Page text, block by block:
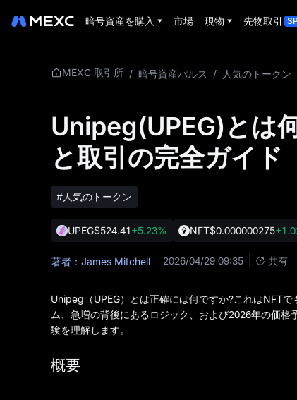
暗号資産を購入 市場 現物 先物取引
MEXC 取引所 / 暗号資産パルス / 人気のトークン
Unipeg(UPEG)とは
と取引の完全ガイド
#人気のトークン
UPEG$524.41+5.23% NFT$0.000000275
著者：James Mitchell 2026/04/29 09:35 共有
Unipeg（UPEG）とは正確には何ですか?これはNFT
ム、急増の背後にあるロジック、および2026年の価
験を理解します。
概要